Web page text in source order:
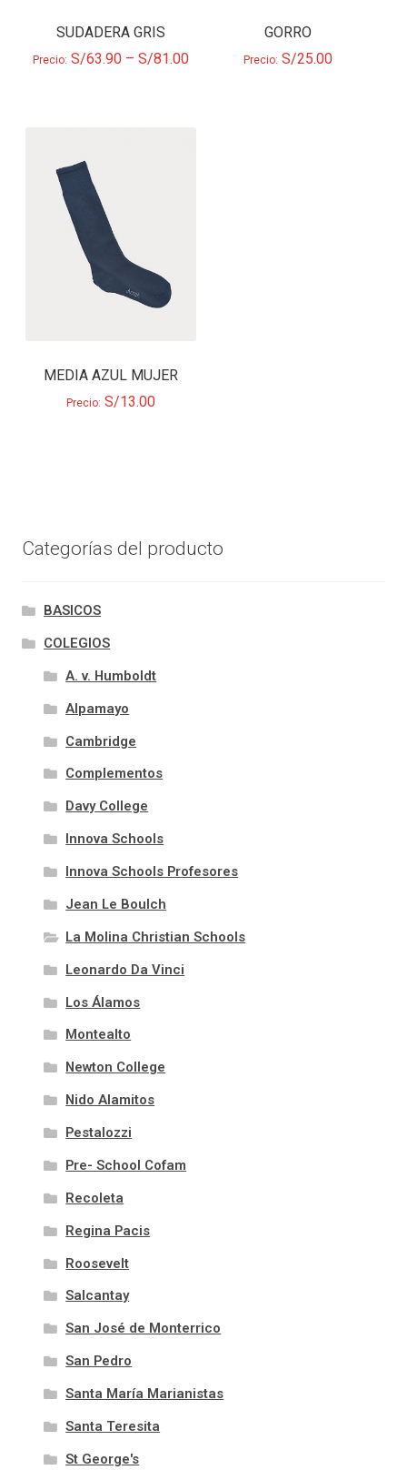
SUDADERA GRIS
Precio: S/63.90 –S/81.00
GORRO
Precio: S/25.00
MEDIA AZUL MUJER
Precio: S/13.00
Categorías del producto
BASICOS
COLEGIOS
A. v. Humboldt
Alpamayo
Cambridge
Complementos
Davy College
Innova Schools
Innova Schools Profesores
Jean Le Boulch
La Molina Christian Schools
Leonardo Da Vinci
Los Álamos
Montealto
Newton College
Nido Alamitos
Pestalozzi
Pre- School Cofam
Recoleta
Regina Pacis
Roosevelt
Salcantay
San José de Monterrico
San Pedro
Santa María Marianistas
Santa Teresita
St George's